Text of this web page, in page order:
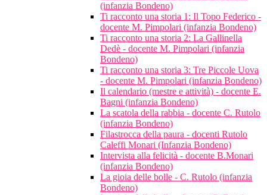
(infanzia Bondeno)
Ti racconto una storia 1: Il Topo Federico -
docente M. Pimpolari (infanzia Bondeno)
Ti racconto una storia 2: La Gallinella
Dedè - docente M. Pimpolari (infanzia
Bondeno)
Ti racconto una storia 3: Tre Piccole Uova
- docente M. Pimpolari (infanzia Bondeno)
Il calendario (mestre e attività) - docente E.
Bagni (infanzia Bondeno)
La scatola della rabbia - docente C. Rutolo
(infanzia Bondeno)
Filastrocca della paura - docenti Rutolo
Caleffi Monari (Infanzia Bondeno)
Intervista alla felicità - docente B.Monari
(infanzia Bondeno)
La gioia delle bolle - C. Rutolo (infanzia
Bondeno)